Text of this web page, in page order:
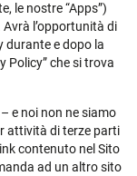
le nostre “Apps”)
Avrà l’opportunità di
durante e dopo la
Policy” che si trova
e noi non ne siamo
attività di terze parti
contenuto nel Sito
ad un altro sito